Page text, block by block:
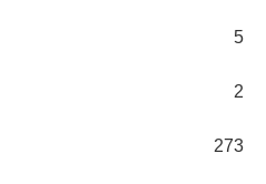
5
2
273